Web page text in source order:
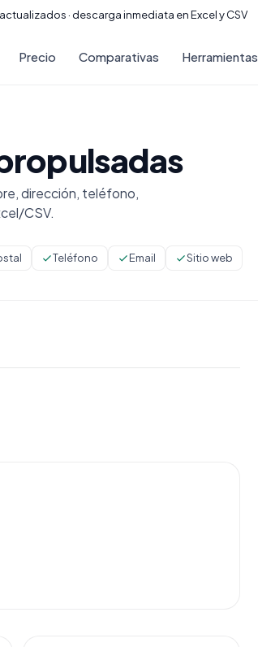
· descarga inmediata en Excel y CSV
Precio Comparativas Herramientas
dirección, teléfono,
CSV.
Teléfono Email Sitio web